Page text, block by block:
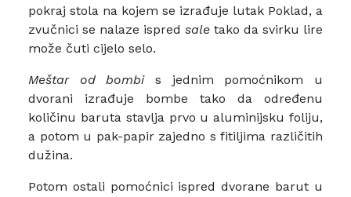
pokraj stola na kojem se izrađuje lutak Poklad, a
zvučnici se nalaze ispred sale tako da svirku lire
može čuti cijelo selo.
Meštar od bombis jednim pomoćnikom u
dvorani izrađuje bombe tako da određenu
količinu baruta stavlja prvo u aluminijsku foliju,
a potom u pak-papir zajedno s fitiljima različitih
dužina.
Potom ostali pomoćnici ispred dvorane barut u